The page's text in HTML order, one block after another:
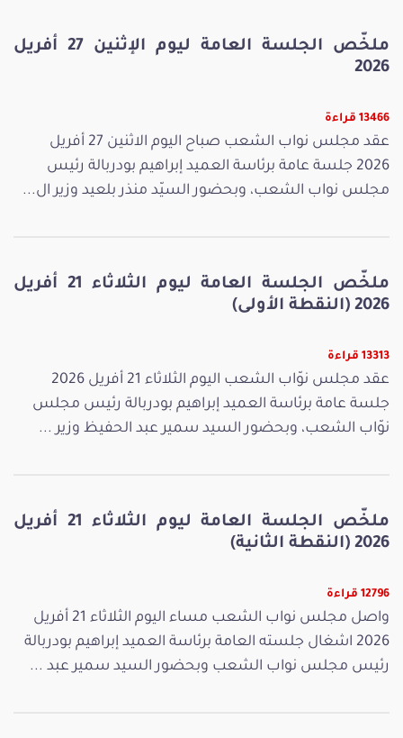
ملخّص الجلسة العامة ليوم الإثنين 27 أفريل
2026
13466 قراءة
عقد مجلس نواب الشعب صباح اليوم الاثنين 27 أفريل
2026 جلسة عامة برئاسة العميد إبراهيم بودربالة رئيس
مجلس نواب الشعب، وبحضور السيّد منذر بلعيد وزير ال...
ملخّص الجلسة العامة ليوم الثلاثاء 21 أفريل
2026 (النقطة الأولى)
13313 قراءة
عقد مجلس نوّاب الشعب اليوم الثلاثاء 21 أفريل 2026
جلسة عامة برئاسة العميد إبراهيم بودربالة رئيس مجلس
نوّاب الشعب، وبحضور السيد سمير عبد الحفيظ وزير ...
ملخّص الجلسة العامة ليوم الثلاثاء 21 أفريل
2026 (النقطة الثانية)
12796 قراءة
واصل مجلس نواب الشعب مساء اليوم الثلاثاء 21 أفريل
2026 اشغال جلسته العامة برئاسة العميد إبراهيم بودربالة
رئيس مجلس نواب الشعب وبحضور السيد سمير عبد ...